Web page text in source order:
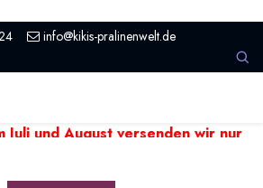
info@kikis-pralinenwelt.de
Juli und August versenden wir nur
Produkte zu Verzögerungen